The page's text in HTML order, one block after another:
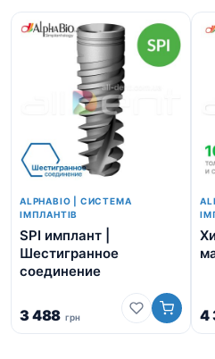
ALPHABIO | СИСТЕМА
ІМПЛАНТІВ
SPI имплант |
Шестигранное
соединение
3 488 грн 4